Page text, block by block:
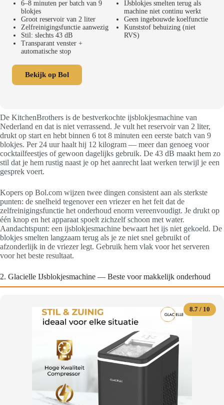
6–8 minuten per batch van 9
blokjes
Groot reservoir van 2 liter
Zelfreinigingsfunctie aanwezig
Stil: slechts 43 dB
Transparant venster +
automatische stop
IJsblokjes smelten terug als
machine niet continu werkt
Geen ingebouwde koelfunctie
Kunststof behuizing (niet
RVS)
Bekijk op Bol
De KitchenBrothers is de bestverkochte ijsblokjesmachine van
Nederland en dat is niet verrassend. Je vult het reservoir van 2 liter,
drukt op start en hebt binnen 6 tot 8 minuten een eerste batch van 9
blokjes. Per 24 uur haalt hij 12 kilogram — meer dan genoeg voor
cocktailfeestjes of gewoon dagelijks gebruik. De 43 dB maakt hem zo
stil dat je hem rustig naast je op het aanrecht laat werken terwijl je een
gesprek voert.
Kopers op Bol.com wijzen twee dingen consistent aan als sterkste
punten: de snelheid tegenover een vriezer en het feit dat de
zelfreinigingsfunctie het onderhoud enorm vereenvoudigt. Je drukt op
één knop en het apparaat spoelt zichzelf schoon met water.
Aandachtspunt: een ijsblokjesmachine bewaart het ijs niet gekoeld. De
blokjes smelten langzaam terug als je ze niet snel gebruikt of
afzonderlijk in de vriezer legt. Gebruik hem vlak voor het serveren
voor het beste resultaat.
2. Glacielle IJsblokjesmachine — Beste voor makkelijk onderhoud
8.7 / 10